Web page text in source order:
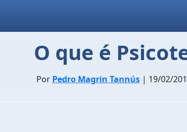
O que é
Por Pedro Magrin Tannús| 19/02/